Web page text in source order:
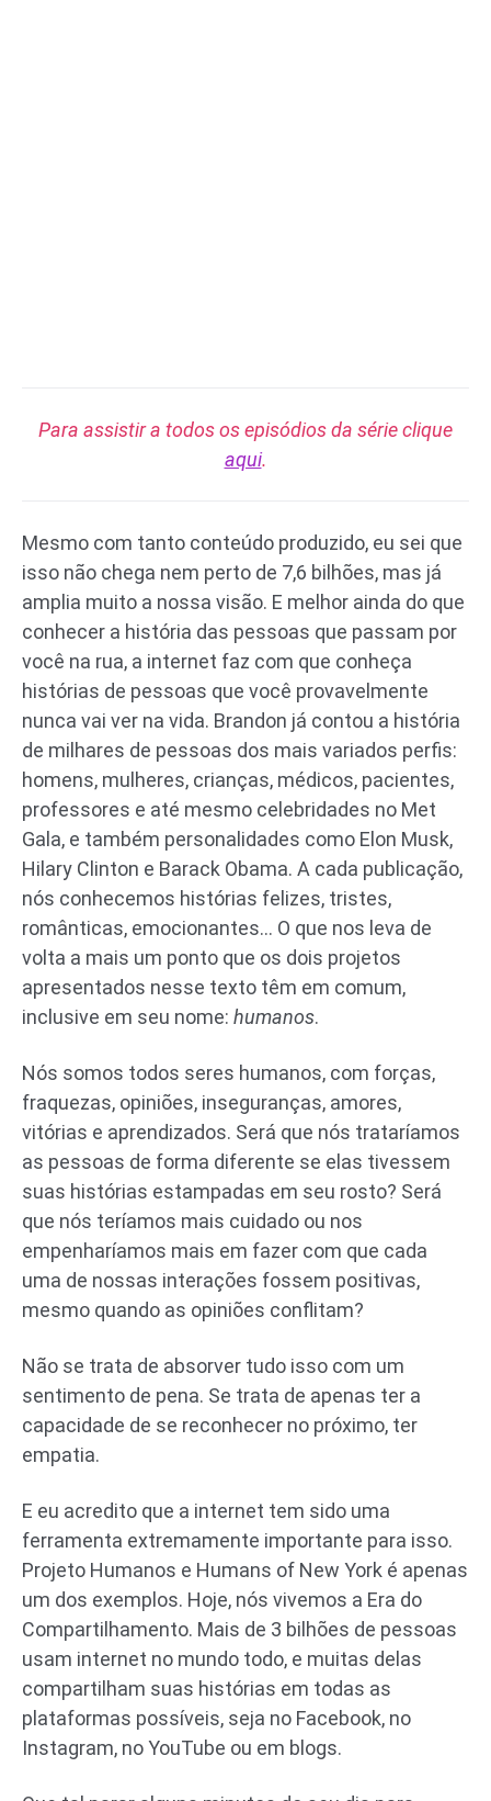
Para assistir a todos os episódios da série clique
aqui.
Mesmo com tanto conteúdo produzido, eu sei que
isso não chega nem perto de 7,6 bilhões, mas já
amplia muito a nossa visão. E melhor ainda do que
conhecer a história das pessoas que passam por
você na rua, a internet faz com que conheça
histórias de pessoas que você provavelmente
nunca vai ver na vida. Brandon já contou a história
de milhares de pessoas dos mais variados perfis:
homens, mulheres, crianças, médicos, pacientes,
professores e até mesmo celebridades no Met
Gala, e também personalidades como Elon Musk,
Hilary Clinton e Barack Obama. A cada publicação,
nós conhecemos histórias felizes, tristes,
românticas, emocionantes… O que nos leva de
volta a mais um ponto que os dois projetos
apresentados nesse texto têm em comum,
inclusive em seu nome: humanos.
Nós somos todos seres humanos, com forças,
fraquezas, opiniões, inseguranças, amores,
vitórias e aprendizados. Será que nós trataríamos
as pessoas de forma diferente se elas tivessem
suas histórias estampadas em seu rosto? Será
que nós teríamos mais cuidado ou nos
empenharíamos mais em fazer com que cada
uma de nossas interações fossem positivas,
mesmo quando as opiniões conflitam?
Não se trata de absorver tudo isso com um
sentimento de pena. Se trata de apenas ter a
capacidade de se reconhecer no próximo, ter
empatia.
E eu acredito que a internet tem sido uma
ferramenta extremamente importante para isso.
Projeto Humanos e Humans of New York é apenas
um dos exemplos. Hoje, nós vivemos a Era do
Compartilhamento. Mais de 3 bilhões de pessoas
usam internet no mundo todo, e muitas delas
compartilham suas histórias em todas as
plataformas possíveis, seja no Facebook, no
Instagram, no YouTube ou em blogs.